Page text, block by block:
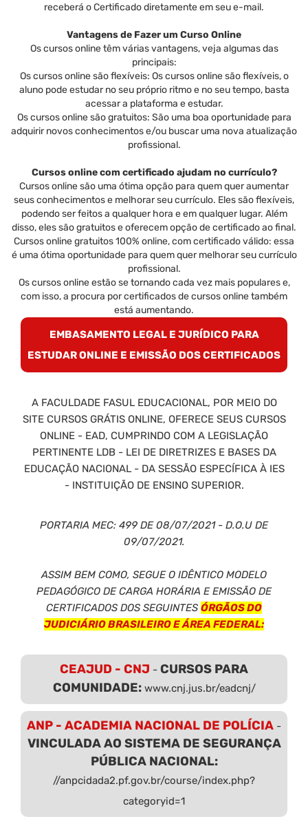
receberá o Certificado diretamente em seu e-mail.
Vantagens de Fazer um Curso Online
Os cursos online têm várias vantagens, veja algumas das
principais:
Os cursos online são flexíveis: Os cursos online são flexíveis, o
aluno pode estudar no seu próprio ritmo e no seu tempo, basta
acessar a plataforma e estudar.
Os cursos online são gratuitos: São uma boa oportunidade para
adquirir novos conhecimentos e/ou buscar uma nova atualização
profissional.
Cursos online com certificado ajudam no currículo?
Cursos online são uma ótima opção para quem quer aumentar
seus conhecimentos e melhorar seu currículo. Eles são flexíveis,
podendo ser feitos a qualquer hora e em qualquer lugar. Além
disso, eles são gratuitos e oferecem opção de certificado ao final.
Cursos online gratuitos 100% online, com certificado válido: essa
é uma ótima oportunidade para quem quer melhorar seu currículo
profissional.
Os cursos online estão se tornando cada vez mais populares e,
com isso, a procura por certificados de cursos online também
está aumentando.
EMBASAMENTO LEGAL E JURÍDICO PARA
ESTUDAR ONLINE E EMISSÃO DOS CERTIFICADOS
A FACULDADE FASUL EDUCACIONAL, POR MEIO DO
SITE CURSOS GRÁTIS ONLINE, OFERECE SEUS CURSOS
ONLINE - EAD, CUMPRINDO COM A LEGISLAÇÃO
PERTINENTE LDB - LEI DE DIRETRIZES E BASES DA
EDUCAÇÃO NACIONAL - DA SESSÃO ESPECÍFICA À IES
- INSTITUIÇÃO DE ENSINO SUPERIOR.
PORTARIA MEC: 499 DE 08/07/2021 - D.O.U DE
09/07/2021.
ASSIM BEM COMO, SEGUE O IDÊNTICO MODELO
PEDAGÓGICO DE CARGA HORÁRIA E EMISSÃO DE
CERTIFICADOS DOS SEGUINTES ÓRGÃOS DO
JUDICIÁRIO BRASILEIRO E ÁREA FEDERAL:
CEAJUD - CNJ - CURSOS PARA
COMUNIDADE: www.cnj.jus.br/eadcnj/
ANP - ACADEMIA NACIONAL DE POLÍCIA -
VINCULADA AO SISTEMA DE SEGURANÇA
PÚBLICA NACIONAL:
//anpcidada2.pf.gov.br/course/index.php?
categoryid=1